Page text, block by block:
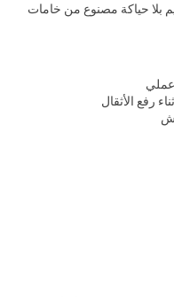
بلا حياكة مصنوع من خامات
رفع الأثقال